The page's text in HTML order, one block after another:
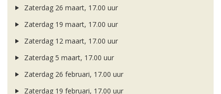
Zaterdag 26 maart, 17.00 uur
Zaterdag 19 maart, 17.00 uur
Zaterdag 12 maart, 17.00 uur
Zaterdag 5 maart, 17.00 uur
Zaterdag 26 februari, 17.00 uur
Zaterdag 19 februari, 17.00 uur